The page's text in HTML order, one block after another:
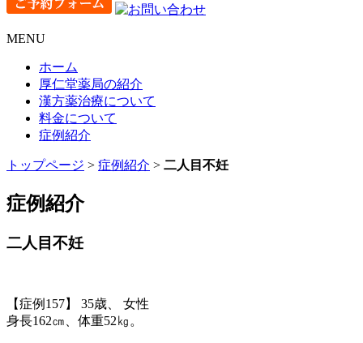
MENU
ホーム
厚仁堂薬局の紹介
漢方薬治療について
料金について
症例紹介
トップページ > 症例紹介 > 二人目不妊
症例紹介
二人目不妊
【症例157】 35歳、 女性
身長162㎝、体重52㎏。